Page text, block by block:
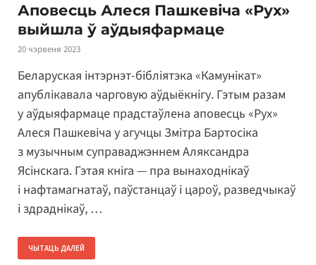
Аповесць Алеся Пашкевіча «Рух»
выйшла ў аўдыяфармаце
20 чэрвеня 2023
Беларуская інтэрнэт-бібліятэка «Камунікат»
апублікавала чарговую аўдыёкнігу. Гэтым разам
у аўдыяфармаце прадстаўлена аповесць «Рух»
Алеся Пашкевіча у агучцы Змітра Бартосіка
з музычным суправаджэннем Аляксандра
Ясінскага. Гэтая кніга — пра вынаходнікаў
і нафтамагнатаў, паўстанцаў і цароў, разведчыкаў
і здраднікаў, …
ЧЫТАЦЬ ДАЛЕЙ